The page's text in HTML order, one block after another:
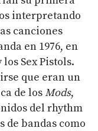
interpretando
canciones
en 1976, en
Sex Pistols.
que eran un
de losMods,
del rhythm
de bandas como